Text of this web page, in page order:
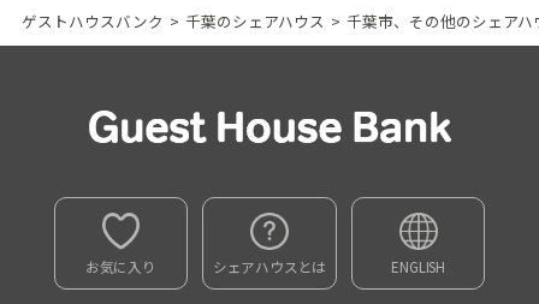
ゲストハウスバンク > 千葉のシェアハウス > 千葉市、その他のシェアハ
お気に入り シェアハウスとは ENGLISH